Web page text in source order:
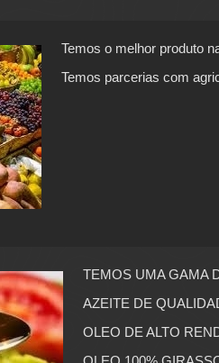
Temos o melhor produto
Temos parcerias com
TEMOS UMA GAMA
AZEITE DE
OLEO DE ALTO